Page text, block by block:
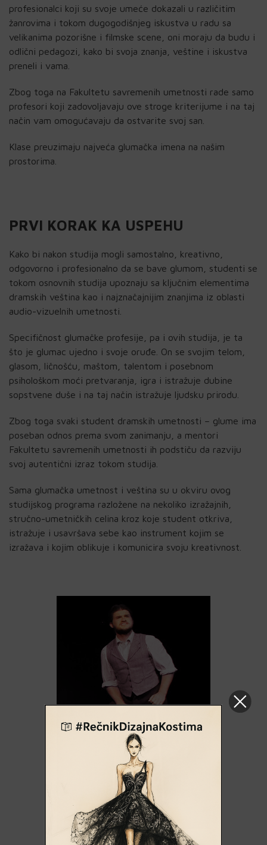
profesionalci koji su svoje umeće dokazali u različitim
žanrovima i tokom dugogodišnjeg iskustva u radu sa
velikanima pozorišne i filmske scene, oni moraju da budu i
odlični pedagozi, kako bi svoja znanja, veštine i iskustva
preneli i vama.
Zbog toga na Fakultetu savremenih umetnosti rade samo
profesori koji zadovoljavaju ove stroge kriterijume i na taj
način vam omogućavaju da ostvarite svoj san.
Klase preuzimaju najveća glumačka imena na našim
prostorima.
PRVI KORAK KA USPEHU
Kako bi nakon studija mogli samostalno, kreativno,
odgovorno i profesionalno da se bave glumom, studenti se
tokom osnovnih studija upoznaju sa ključnim elementima
dramskih veština kao i najznačajnijim znanjima iz oblasti
audio-vizuelnih umetnosti.
Specifičnost glumačke profesije, pa i ovih studija, je ta
što je glumac ujedno i svoje oruđe. On se svojim telom,
glasom, ličnošću, maštom, talentom i posebnom
psihološkom moći pretvaranja, igra i istražuje dubine
sopstvene duše i na taj način istražuje ljudsku prirodu.
Zbog toga svaki student dramskih umetnosti – glume ima
poseban odnos prema svom zanimanju, a mentori
Fakultetu savremenih umetnosti ih podstiču da razviju
svoj autentični izraz tokom studija.
Sama glumačka umetnost i veština su u okviru ovog
studijskog programa razložene na nekoliko izražajnih,
stručno-umetničkih celina kroz koje student otkriva,
istražuje i usavršava sebe kao instrument kojim se
izražava i kojim oblikuje i komunicira svoju kreativnost.